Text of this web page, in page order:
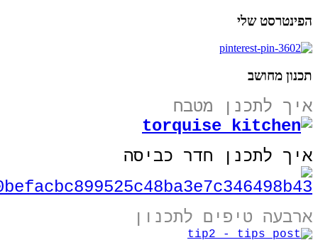
הפינטרסט שלי
תכנון מחושב
איך לתכנן מטבח
איך לתכנן חדר כביסה
ארבעה טיפים לתכנון